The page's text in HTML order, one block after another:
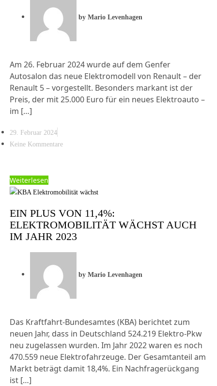
by Mario Levenhagen
Am 26. Februar 2024 wurde auf dem Genfer
Autosalon das neue Elektromodell von Renault – der
Renault 5 – vorgestellt. Besonders markant ist der
Preis, der mit 25.000 Euro für ein neues Elektroauto –
im […]
29. Februar 2024
Keine Kommentare
Weiterlesen
EIN PLUS VON 11,4%:
ELEKTROMOBILITÄT WÄCHST AUCH
IM JAHR 2023
by Mario Levenhagen
Das Kraftfahrt-Bundesamtes (KBA) berichtet zum
neuen Jahr, dass in Deutschland 524.219 Elektro-Pkw
neu zugelassen wurden. Im Jahr 2022 waren es noch
470.559 neue Elektrofahrzeuge. Der Gesamtanteil am
Markt beträgt damit 18,4%. Ein Nachfragerückgang
ist […]